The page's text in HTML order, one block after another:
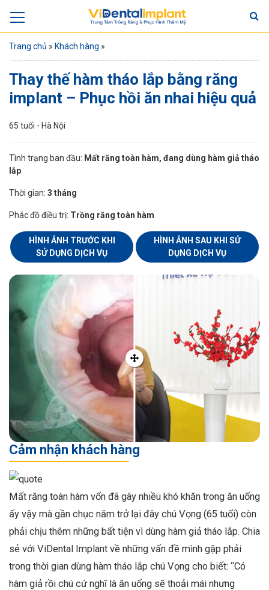
Trang chủ » Khách hàng »
Thay thế hàm tháo lắp bằng răng
implant – Phục hồi ăn nhai hiệu quả
65 tuổi - Hà Nội
Tình trạng ban đầu: Mất răng toàn hàm, đang dùng hàm giả tháo
lắp
Thời gian: 3 tháng
Phác đồ điều trị: Trồng răng toàn hàm
HÌNH ẢNH TRƯỚC KHI
SỬ DỤNG DỊCH VỤ
HÌNH ẢNH SAU KHI SỬ
DỤNG DỊCH VỤ
Cảm nhận khách hàng
Mất răng toàn hàm vốn đã gây nhiều khó khăn trong ăn uống
ấy vậy mà gần chục năm trở lại đây chú Vọng (65 tuổi) còn
phải chịu thêm những bất tiện vì dùng hàm giả tháo lắp. Chia
sẻ với ViDental Implant về những vấn đề mình gặp phải
trong thời gian dùng hàm tháo lắp chú Vọng cho biết: “Có
hàm giả rồi chú cứ nghĩ là ăn uống sẽ thoải mái nhưng